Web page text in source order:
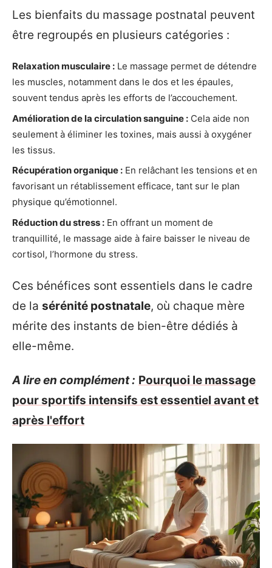
Les bienfaits du massage postnatal peuvent
être regroupés en plusieurs catégories :
Relaxation musculaire : Le massage permet de détendre
les muscles, notamment dans le dos et les épaules,
souvent tendus après les efforts de l’accouchement.
Amélioration de la circulation sanguine : Cela aide non
seulement à éliminer les toxines, mais aussi à oxygéner
les tissus.
Récupération organique : En relâchant les tensions et en
favorisant un rétablissement efficace, tant sur le plan
physique qu’émotionnel.
Réduction du stress : En offrant un moment de
tranquillité, le massage aide à faire baisser le niveau de
cortisol, l’hormone du stress.
Ces bénéfices sont essentiels dans le cadre
de la sérénité postnatale, où chaque mère
mérite des instants de bien-être dédiés à
elle-même.
A lire en complément : Pourquoi le massage
pour sportifs intensifs est essentiel avant et
après l'effort